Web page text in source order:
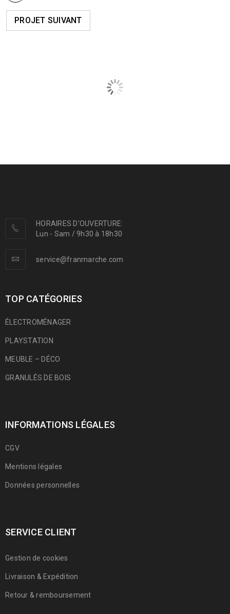
PROJET SUIVANT
SED MALESUADA DIGNISSIM PURUS
Fashion
HORAIRES D'OUVERTURE:
Lun - Sam / 9h30 à 18h30
service@franmarche.com
TOP CATÉGORIES
ÉLECTROMÉNAGER
PLAYSTATION
MEUBLE – DÉCO
GRANULÉS DE BOIS
INFORMATIONS LÉGALES
CGV
Mentions légales
Données personnelles
SERVICE CLIENT
Gestion de cookies
Livraison & Expédition
Retour & remboursement